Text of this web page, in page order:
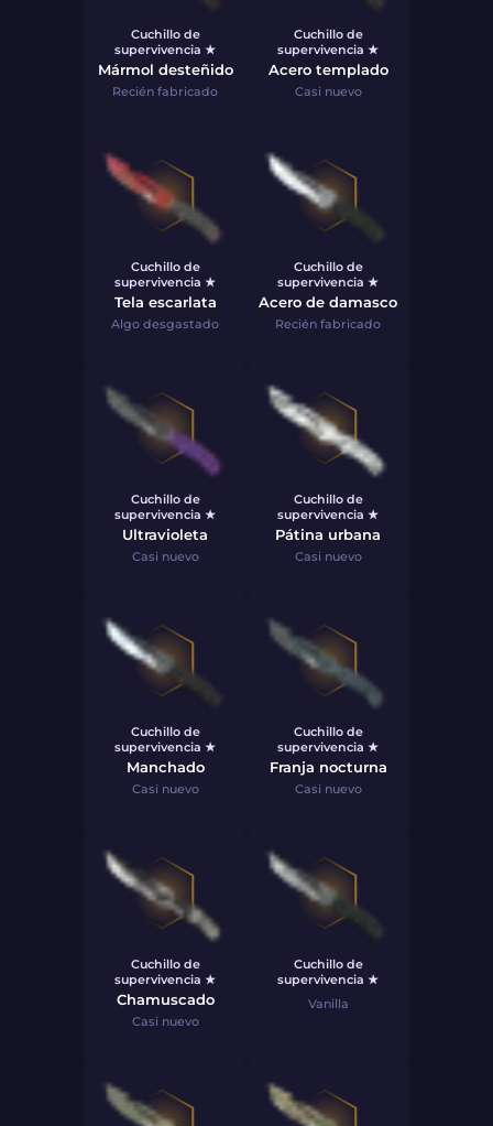
Cuchillo de
supervivencia ★
Mármol desteñido
Recién fabricado
Cuchillo de
supervivencia ★
Acero templado
Casi nuevo
Cuchillo de
supervivencia ★
Tela escarlata
Algo desgastado
Cuchillo de
supervivencia ★
Acero de damasco
Recién fabricado
Cuchillo de
supervivencia ★
Ultravioleta
Casi nuevo
Cuchillo de
supervivencia ★
Pátina urbana
Casi nuevo
Cuchillo de
supervivencia ★
Manchado
Casi nuevo
Cuchillo de
supervivencia ★
Franja nocturna
Casi nuevo
Cuchillo de
supervivencia ★
Chamuscado
Casi nuevo
Cuchillo de
supervivencia ★
Vanilla